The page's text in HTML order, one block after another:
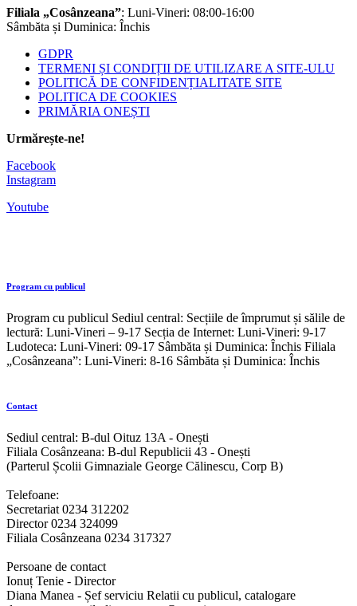
Filiala „Cosânzeana”: Luni-Vineri: 08:00-16:00
Sâmbăta și Duminica: Închis
GDPR
TERMENI ȘI CONDIȚII DE UTILIZARE A SITE-ULU
POLITICĂ DE CONFIDENȚIALITATE SITE
POLITICA DE COOKIES
PRIMĂRIA ONEȘTI
Urmărește-ne!
Facebook
Instagram
Youtube
Program cu publicul
Program cu publicul Sediul central: Secțiile de împrumut și sălile de
lectură: Luni-Vineri – 9-17 Secția de Internet: Luni-Vineri: 9-17
Ludoteca: Luni-Vineri: 09-17 Sâmbăta și Duminica: Închis Filiala
„Cosânzeana”: Luni-Vineri: 8-16 Sâmbăta și Duminica: Închis
Contact
Sediul central: B-dul Oituz 13A - Onești
Filiala Cosânzeana: B-dul Republicii 43 - Onești
(Parterul Școlii Gimnaziale George Călinescu, Corp B)
Telefoane:
Secretariat 0234 312202
Director 0234 324099
Filiala Cosânzeana 0234 317327
Persoane de contact
Ionuț Tenie - Director
Diana Manea - Șef serviciu Relatii cu publicul, catalogare